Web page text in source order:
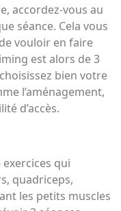
accordez-vous au
séance. Cela vous
vouloir en faire
est alors de 3
bien votre
l’aménagement,
d’accès.
qui
quadriceps,
les petits muscles